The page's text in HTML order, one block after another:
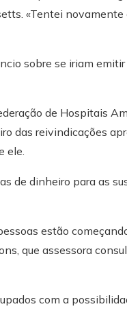
«Tentei
sobre se iriam
de Hospitais
das reivindicações
ele.
de dinheiro para as
estão
que assessora
com a